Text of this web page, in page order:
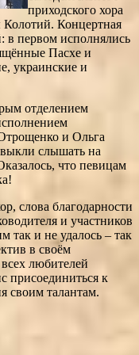
приходского хора
Концертная
в первом исполнялись
Пасхе и
украинские и
отделением
и Ольга
слышать на
что певицам
слова благодарности
и участников
так и не удалось – так
в своём
любителей
присоединиться к
своим талантам.